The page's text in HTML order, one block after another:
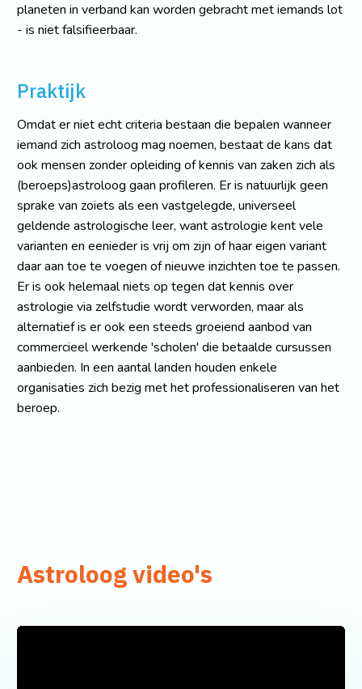
planeten in verband kan worden gebracht met iemands lot
- is niet falsifieerbaar.
Praktijk
Omdat er niet echt criteria bestaan die bepalen wanneer
iemand zich astroloog mag noemen, bestaat de kans dat
ook mensen zonder opleiding of kennis van zaken zich als
(beroeps)astroloog gaan profileren. Er is natuurlijk geen
sprake van zoiets als een vastgelegde, universeel
geldende astrologische leer, want astrologie kent vele
varianten en eenieder is vrij om zijn of haar eigen variant
daar aan toe te voegen of nieuwe inzichten toe te passen.
Er is ook helemaal niets op tegen dat kennis over
astrologie via zelfstudie wordt verworden, maar als
alternatief is er ook een steeds groeiend aanbod van
commercieel werkende 'scholen' die betaalde cursussen
aanbieden. In een aantal landen houden enkele
organisaties zich bezig met het professionaliseren van het
beroep.
Astroloog video's